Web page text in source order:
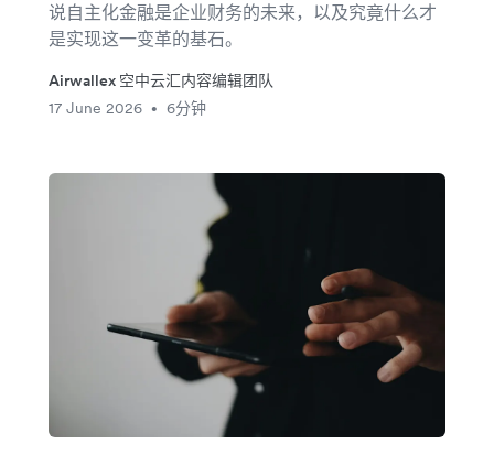
说自主化金融是企业财务的未来，以及究竟什么才
是实现这一变革的基石。
Airwallex 空中云汇内容编辑团队
17 June 2026
• 6分钟